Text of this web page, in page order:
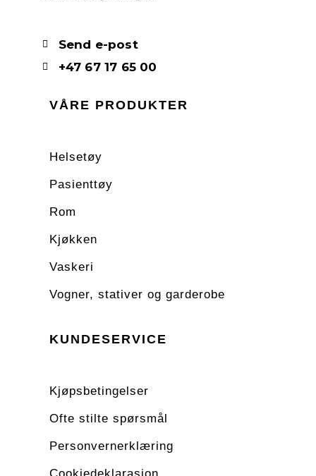
Send e-post
+47 67 17 65 00
VÅRE PRODUKTER
Helsetøy
Pasienttøy
Rom
Kjøkken
Vaskeri
Vogner, stativer og garderobe
KUNDESERVICE
Kjøpsbetingelser
Ofte stilte spørsmål
Personvernerklæring
Cookiedeklarasjon